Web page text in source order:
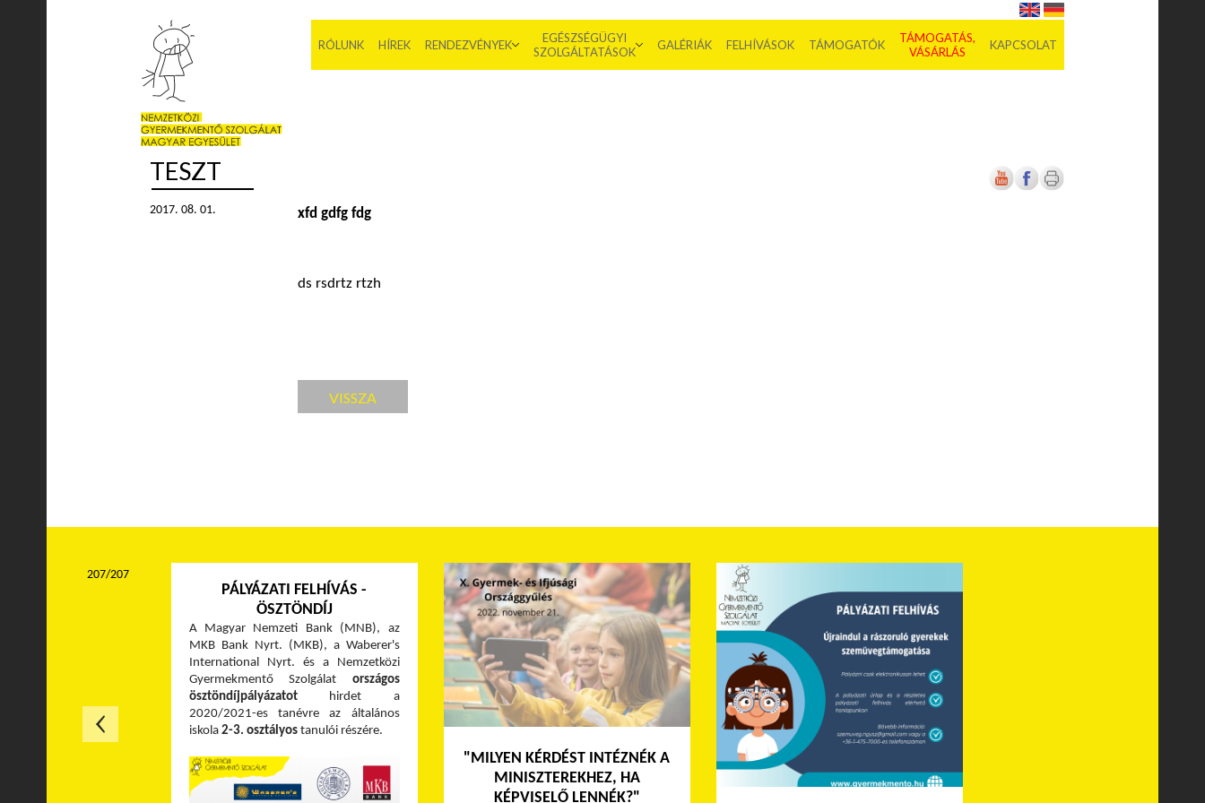
RÓLUNK HÍREK RENDEZVÉNYEK
EGÉSZSÉGÜGYI
SZOLGÁLTATÁSOK
GALÉRIÁK FELHÍVÁSOK TÁMOGATÓK
TÁMOGATÁS,
VÁSÁRLÁS
KAPCSOLAT
TESZT
2017. 08. 01. xfd gdfg fdg
ds rsdrtz rtzh
VISSZA
PÁLYÁZATI FELHÍVÁS -
ÖSZTÖNDÍJ
A Magyar Nemzeti Bank (MNB), az
MKB Bank Nyrt. (MKB), a Waberer's
International Nyrt. és a Nemzetközi
Gyermekmentő Szolgálat országos
ösztöndíjpályázatothirdet a
2020/2021-es tanévre az általános
iskola 2-3. osztályostanulói részére.
"MILYEN KÉRDÉST INTÉZNÉK A
MINISZTEREKHEZ, HA
KÉPVISELŐ LENNÉK?"
207/207